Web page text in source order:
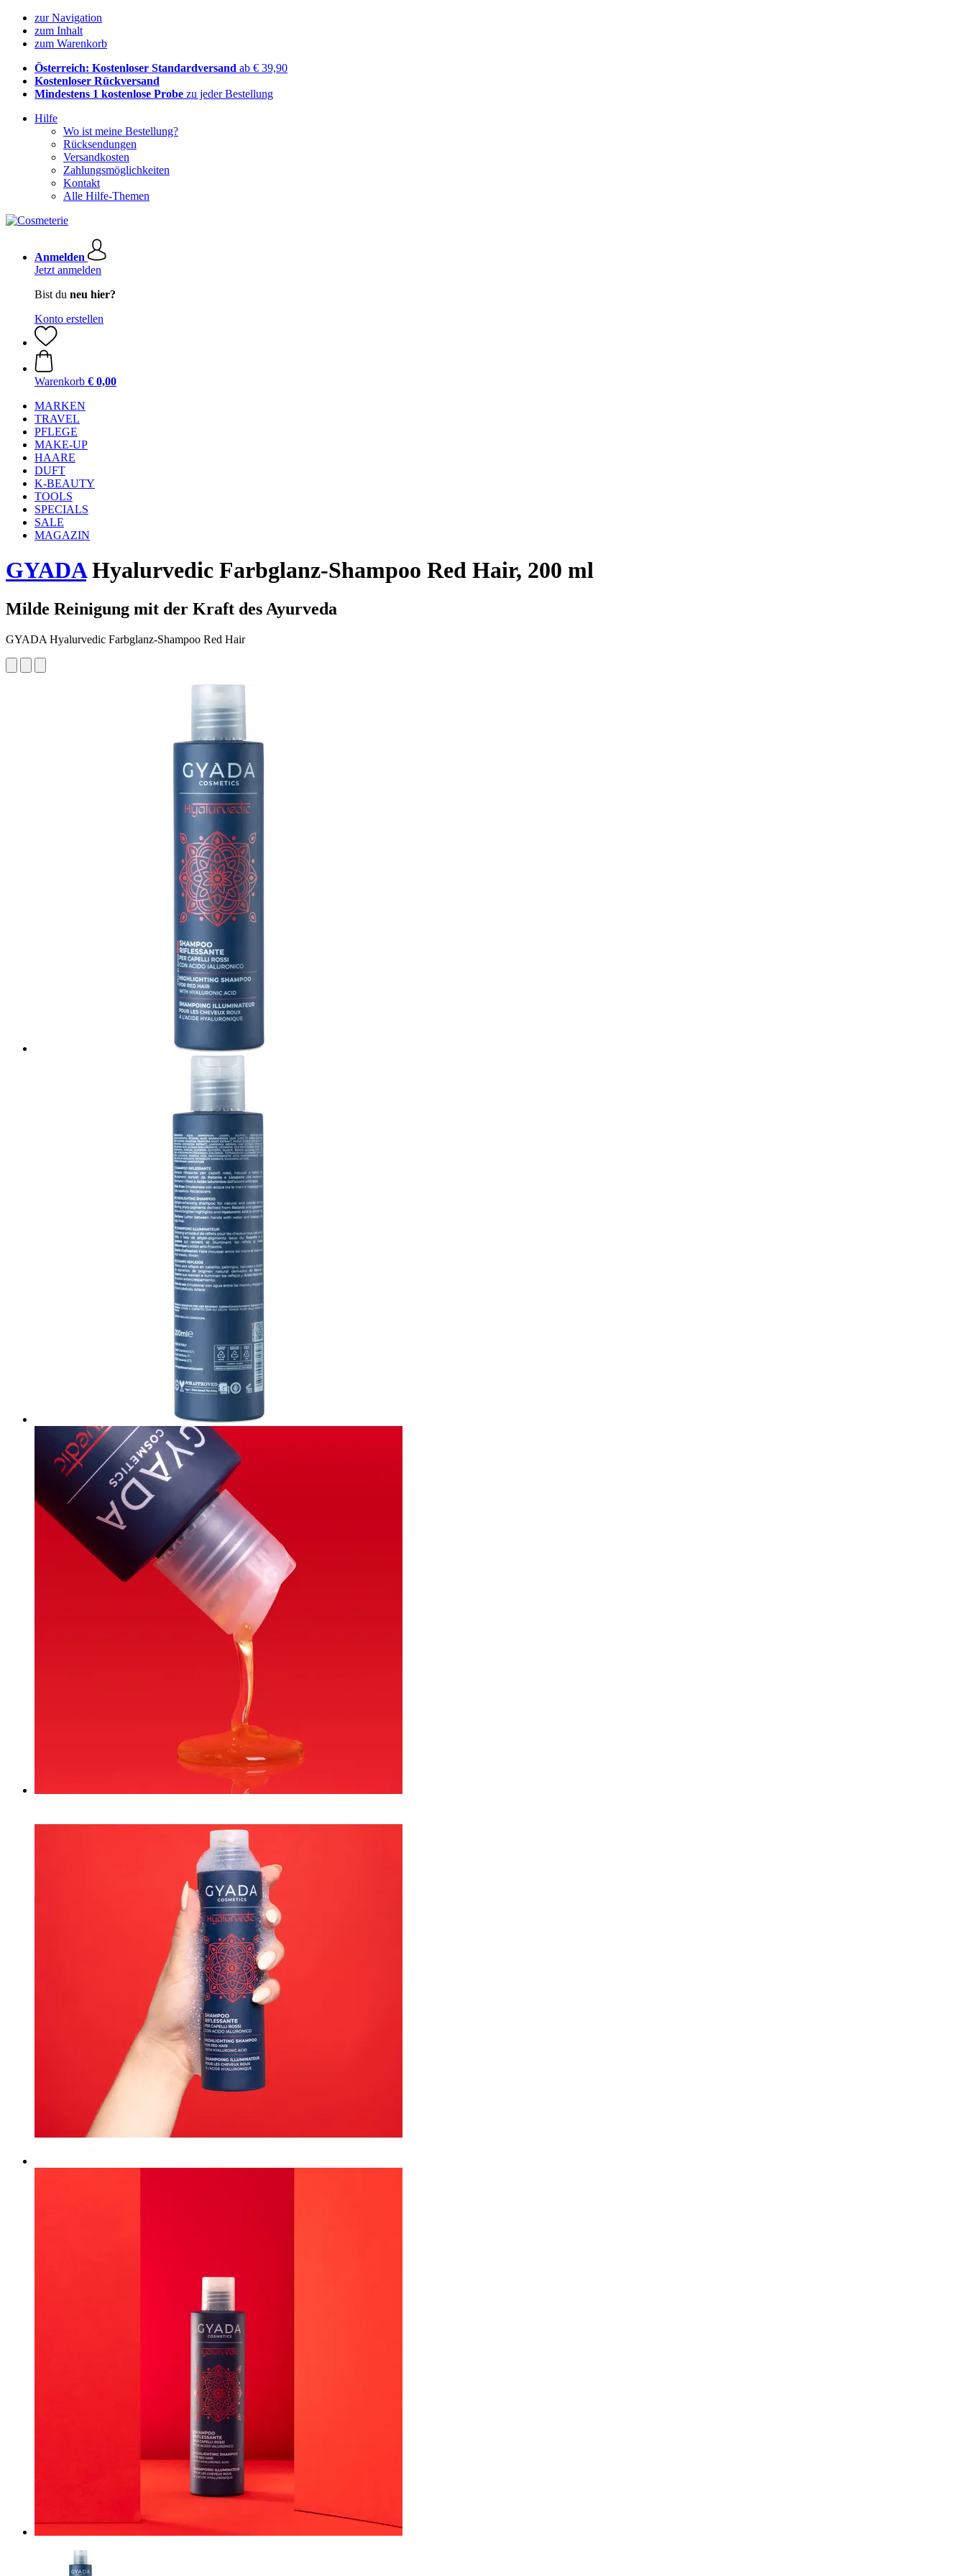
zur Navigation
zum Inhalt
zum Warenkorb
Österreich: Kostenloser Standardversand ab € 39,90
Kostenloser Rückversand
Mindestens 1 kostenlose Probe zu jeder Bestellung
Hilfe
Wo ist meine Bestellung?
Rücksendungen
Versandkosten
Zahlungsmöglichkeiten
Kontakt
Alle Hilfe-Themen
Anmelden
Jetzt anmelden
Bist du neu hier?
Konto erstellen
Warenkorb € 0,00
MARKEN
TRAVEL
PFLEGE
MAKE-UP
HAARE
DUFT
K-BEAUTY
TOOLS
SPECIALS
SALE
MAGAZIN
GYADAHyalurvedic Farbglanz-Shampoo Red Hair, 200 ml
Milde Reinigung mit der Kraft des Ayurveda
GYADA Hyalurvedic Farbglanz-Shampoo Red Hair